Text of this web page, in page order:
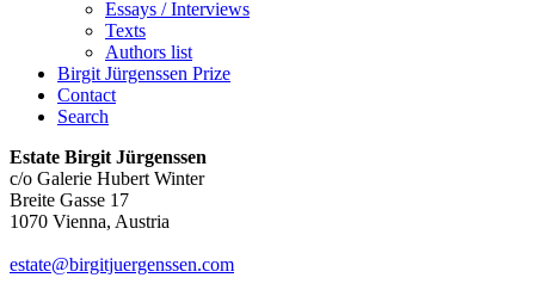
Essays / Interviews
Texts
Authors list
Birgit Jürgenssen Prize
Contact
Search
Estate Birgit Jürgenssen
c/o Galerie Hubert Winter
Breite Gasse 17
1070 Vienna, Austria
estate@birgitjuergenssen.com